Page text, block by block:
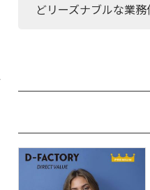
どリーズナブルな業務